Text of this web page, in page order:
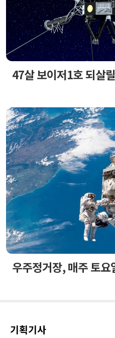
47살 보이저1호 되살
우주정거장, 매주 토
기획기사